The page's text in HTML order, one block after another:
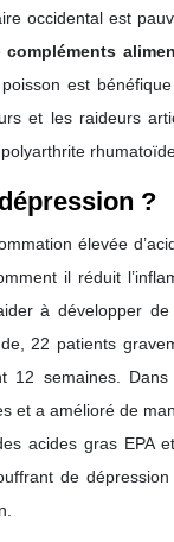
occidental est
compléments
est
et les raideurs
?
élevée
il réduit
à développer
22 patients
12 semaines.
et a amélioré de
acides gras EPA
de